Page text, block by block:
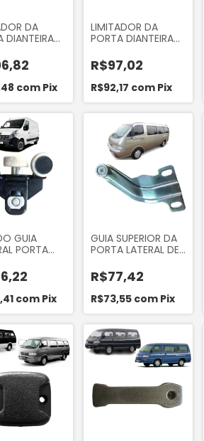
DA
DIANTEIRA
310 311 312
413 1997 A
com Pix
LIMITADOR DA
PORTA DIANTEIRA
DA MERCEDES
SPRINTER 310 311 312
313 412 413
R$97,02
R$92,17 com Pix
GUIA
PORTA
A PARTIR
ORI 85129
com Pix
GUIA SUPERIOR DA
PORTA LATERAL DE
GS 2.7 3.0 1994 A
2004 ORIGINAL
PEÇAS ORGSGS210
R$77,42
R$73,55 com Pix